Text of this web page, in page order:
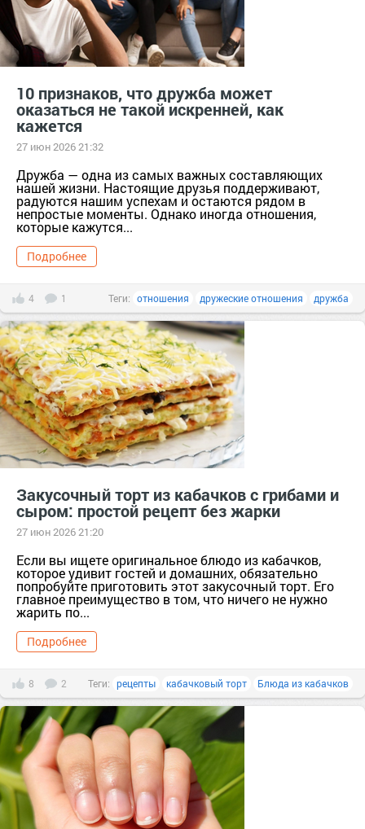
10 признаков, что дружба может
оказаться не такой искренней, как
кажется
27 июн 2026 21:32
Дружба — одна из самых важных составляющих
нашей жизни. Настоящие друзья поддерживают,
радуются нашим успехам и остаются рядом в
непростые моменты. Однако иногда отношения,
которые кажутся...
Подробнее
4 1 Теги: отношения дружеские отношения дружба
Закусочный торт из кабачков с грибами и
сыром: простой рецепт без жарки
27 июн 2026 21:20
Если вы ищете оригинальное блюдо из кабачков,
которое удивит гостей и домашних, обязательно
попробуйте приготовить этот закусочный торт. Его
главное преимущество в том, что ничего не нужно
жарить по...
Подробнее
8 2 Теги: рецепты кабачковый торт Блюда из кабачков